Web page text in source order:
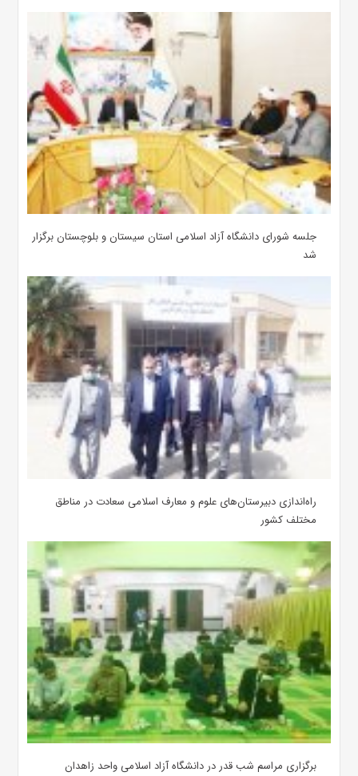
جلسه شورای دانشگاه آزاد اسلامی استان سیستان و بلوچستان برگزار
شد
‌راه‌اندازی دبیرستان‌های علوم و معارف اسلامی سعادت در مناطق
مختلف کشور
برگزاری مراسم شب قدر در دانشگاه آزاد اسلامی واحد زاهدان